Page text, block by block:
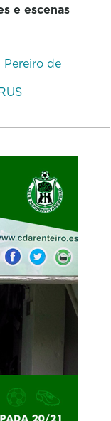
e escenas
Pereiro de